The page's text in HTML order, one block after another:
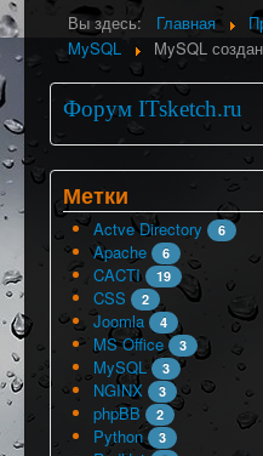
Вы здесь: Главная
MySQL
MySQL
Форум ITsketch.ru
Метки
Actve Directory 6
Apache 6
CACTI 19
CSS 2
Joomla 4
MS Office 3
MySQL 3
NGINX 3
phpBB 2
Python 3